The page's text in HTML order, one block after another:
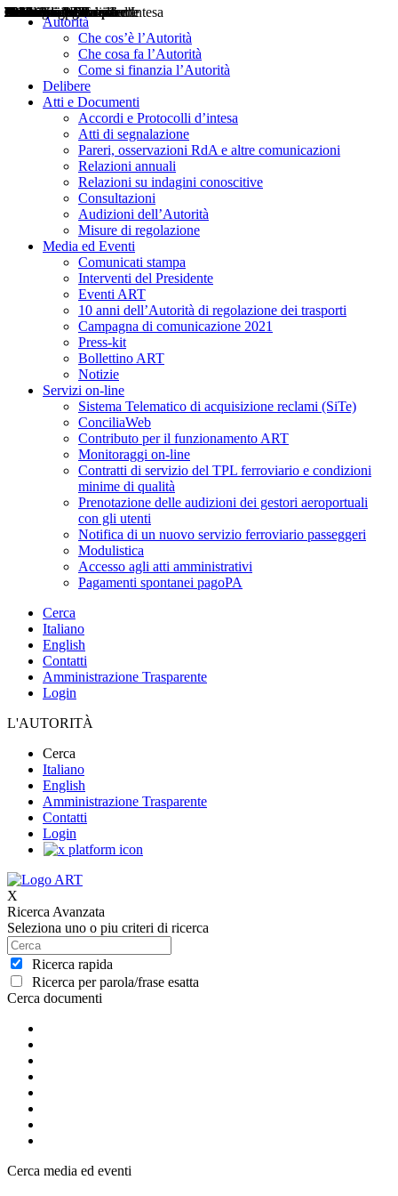
Autorità
Che cos’è l’Autorità
Che cosa fa l’Autorità
Come si finanzia l’Autorità
Delibere
Atti e Documenti
Accordi e Protocolli d’intesa
Atti di segnalazione
Pareri, osservazioni RdA e altre comunicazioni
Relazioni annuali
Relazioni su indagini conoscitive
Consultazioni
Audizioni dell’Autorità
Misure di regolazione
Media ed Eventi
Comunicati stampa
Interventi del Presidente
Eventi ART
10 anni dell’Autorità di regolazione dei trasporti
Campagna di comunicazione 2021
Press-kit
Bollettino ART
Notizie
Servizi on-line
Sistema Telematico di acquisizione reclami (SiTe)
ConciliaWeb
Contributo per il funzionamento ART
Monitoraggi on-line
Contratti di servizio del TPL ferroviario e condizioni
minime di qualità
Prenotazione delle audizioni dei gestori aeroportuali
con gli utenti
Notifica di un nuovo servizio ferroviario passeggeri
Modulistica
Accesso agli atti amministrativi
Pagamenti spontanei pagoPA
Cerca
Italiano
English
Contatti
Amministrazione Trasparente
Login
L'AUTORITÀ
Cerca
Italiano
English
Amministrazione Trasparente
Contatti
Login
X
Ricerca Avanzata
Seleziona uno o piu criteri di ricerca
Ricerca rapida
Ricerca per parola/frase esatta
Cerca documenti
Delibere
Pareri
Consultazioni
Audizioni
Atti di Segnalazione
Accordi e Protocolli d'Intesa
Relazioni annuali
Misure di regolazione
Cerca media ed eventi
Notizie
Comunicati Stampa
Bollettini ART
Convegni ART
Interviste del Presidente
Articoli in primo piano
Interventi del Presidente
2004
2005
2010
2013
2014
2015
2016
2017
2018
2019
202
2020
2021
2022
2023
2024
2025
2026
Aereo
Marittimo
Terrestre